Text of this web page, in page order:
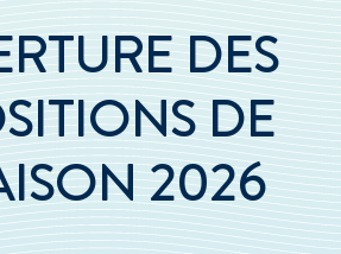
DES
DE
2026